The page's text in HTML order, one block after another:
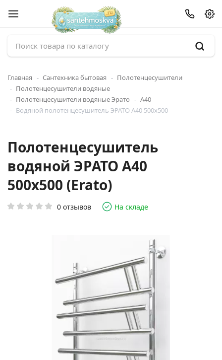
Главная Сантехника бытовая
Полотенцесушители
Полотенцесушители водяные
Полотенцесушители водяные Эрато
А40
Водяной полотенцесушитель ЭРАТО А40 500x500
Полотенцесушитель
водяной ЭРАТО А40
500x500 (Erato)
0 отзывов На складе